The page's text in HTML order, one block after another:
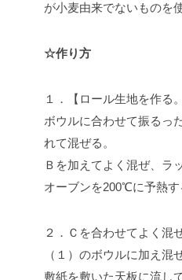
が小麦由来でないものを
☆作り方
１．【ロール生地を作る。
ボウルに合わせて振るっ
れて混ぜる。
Ｂを加えてよく混ぜ、ラ
オーブンを200℃に予熱す
２．Ｃを合わせてよく混
（１）のボウルに加え混
敷紙を敷いた天板に流し